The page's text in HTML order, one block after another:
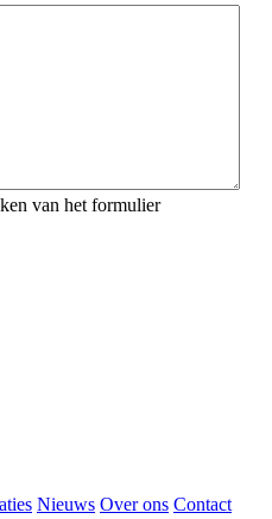
van het formulier
Nieuws Over ons Contact